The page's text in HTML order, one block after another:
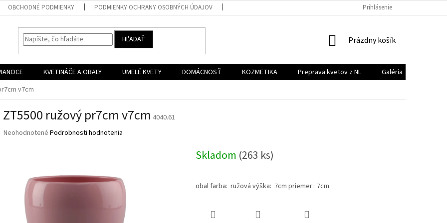
OBCHODNÉ PODMIENKY PODMIENKY OCHRANY OSOBNÝCH ÚDAJOV KONTAKT
Prihlásenie
HĽADAŤ
NÁKUPNÝ
Prázdny košík
KVETINÁČE A OBALY UMELÉ KVETY DOMÁCNOSŤ KOZMETIKA Preprava kvetov z NL Galéria
v7cm
ružový pr7cm v7cm 4040.61
Priemerné
Neohodnotené Podrobnosti hodnotenia
Skladom (263 ks)
obal farba: ružová výška: 7cm priemer: 7cm